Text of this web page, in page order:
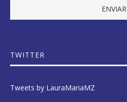
TWITTER
Tweets by LauraMariaMZ